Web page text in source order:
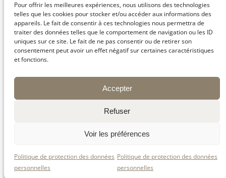
Pour offrir les meilleures expériences, nous utilisons des technologies
telles que les cookies pour stocker et/ou accéder aux informations des
appareils. Le fait de consentir à ces technologies nous permettra de
traiter des données telles que le comportement de navigation ou les ID
uniques sur ce site. Le fait de ne pas consentir ou de retirer son
consentement peut avoir un effet négatif sur certaines caractéristiques
et fonctions.
Accepter
Refuser
Voir les préférences
Politique de protection des données
personnelles
Politique de protection des données
personnelles
Notre tomme de
Burdignes.
Alban dans nos caves
Découvrez nos nombreuses recettes
🍽️ Nous vous conseillons pour réussir les
tomme de Burdignes, mais aussi pour essayer
plein d’autres recettes, salées et sucrées 🍰.